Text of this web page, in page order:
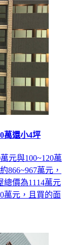
萬還小4坪
元與100~120萬
866~967萬元，
總價為1114萬元
萬元，且買的面